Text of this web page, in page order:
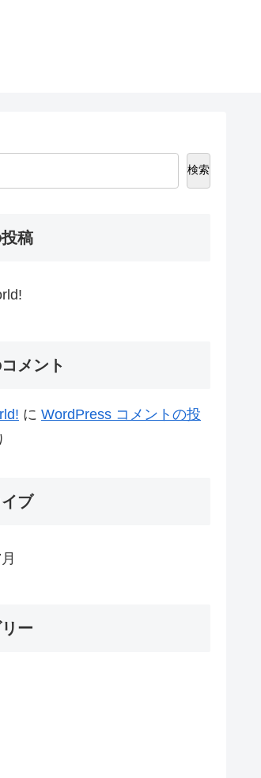
検索
稿
メント
に WordPress コメントの投
ブ
ー